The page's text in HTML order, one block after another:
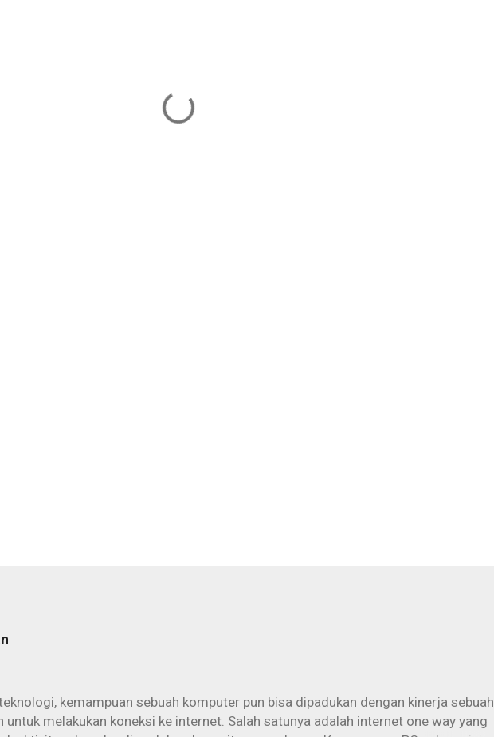
kemampuan sebuah komputer pun bisa dipadukan dengan kinerja sebuah
untuk melakukan koneksi ke internet. Salah satunya adalah internet one way yang